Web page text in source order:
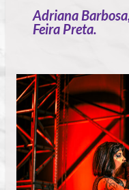
Adriana
Feira Preta.